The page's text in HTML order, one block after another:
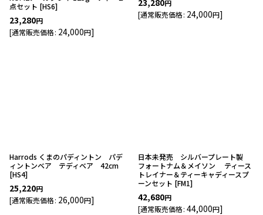
点セット [HS6]
23,280円
[通常販売価格: 24,000円]
円
[通常販売価格: 24,000円]
Harrods くまのパディントン パデ
ィントンベア テディベア 42cm
[HS4]
25,220円
[通常販売価格: 26,000円]
日本未発売 シルバープレート製
フォートナム＆メイソン ティース
トレイナー＆ティーキャディースプ
ーンセット [FM1]
42,680円
[通常販売価格: 44,000円]